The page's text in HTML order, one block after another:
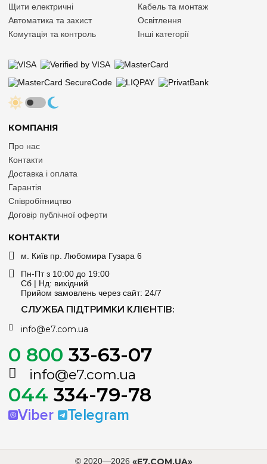
КОНТАКТИ
м. Київ пр. Любомира Гузара 6
Пн-Пт з 10:00 до 19:00
Сб | Нд: вихідний
Прийом замовлень через сайт: 24/7
СЛУЖБА ПІДТРИМКИ КЛІЄНТІВ:
info@e7.com.ua
0 800 33-63-07
info@e7.com.ua
044 334-79-78
Viber Telegram
КОМПАНІЯ
Про нас
Контакти
Доставка і оплата
Гарантія
Співробітництво
Договір публічної оферти
Щити електричні
Автоматика та захист
Комутація та контроль
Кабель та монтаж
Освітлення
Інші категорії
© 2020—2026 «E7.COM.UA»